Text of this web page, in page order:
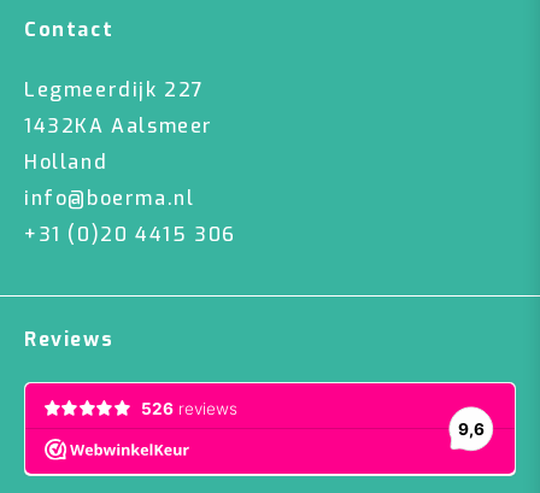
Contact
Legmeerdijk 227
1432KA Aalsmeer
Holland
info@boerma.nl
+31 (0)20 4415 306
Reviews